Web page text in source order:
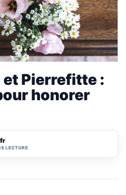
Pierrefitte :
honorer
LECTURE